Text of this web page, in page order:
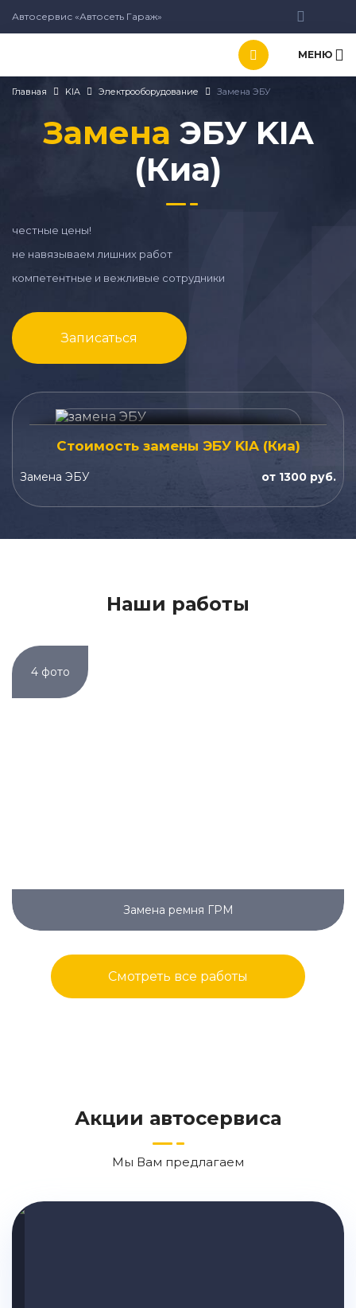
Автосервис «Автосеть Гараж»
МЕНЮ
Главная KIA Электрооборудование Замена ЭБУ
Замена ЭБУ KIA
(Киа)
честные цены!
не навязываем лишних работ
компетентные и вежливые сотрудники
Записаться
Стоимость замены ЭБУ KIA (Киа)
Замена ЭБУ от 1300 руб.
Наши работы
4 фото
Замена ремня ГРМ
Смотреть все работы
Акции автосервиса
Мы Вам предлагаем